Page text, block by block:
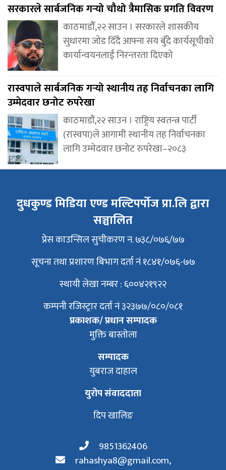
सरकारले सार्बजनिक गर्‍यो चौथो त्रैमासिक प्रगति विवरण
काठमाडौँ,२२ साउन । सरकारले शासकीय
सुधारमा जोड दिँदै आफ्ना सय बुँदे कार्यसूचीको
कार्यान्वयनलाई निरन्तरता दिएको
रास्वपाले सार्बजनिक गर्‍यो स्थानीय तह निर्वाचनका लागि
उम्मेदवार छनोट रुपरेखा
काठमाडौं,२२ साउन । राष्ट्रिय स्वतन्त्र पार्टी
(रास्वपा)ले आगामी स्थानीय तह निर्वाचनका
लागि उम्मेदवार छनोट रुपरेखा–२०८३
दुधकुण्ड मिडिया एण्ड मल्टिपर्पोज प्रा.लि द्वारा
सञ्चालित
प्रेस काउन्सिल सुचीकरण न. ७३८/०७६/७७
सूचना तथा प्रशारण बिभाग दर्ता नं १८४१/०७६-७७
स्थायी लेखा नम्बर : ६००४२१९२२
कम्पनी रजिस्ट्रार दर्ता नं ३२३७७/०८०/०८१
प्रकाशक/ प्रधान सम्पादक
मुक्ति बास्तोला
सम्पादक
युबराज दाहाल
युरोप संवाददाता
दिप खालिङ
9851362406
rahashya8@gmail.com,